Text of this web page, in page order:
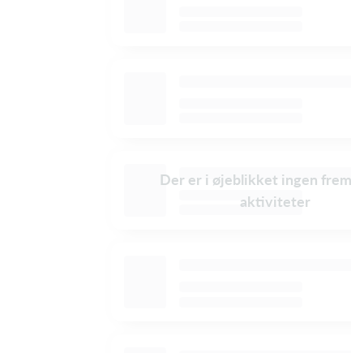
Der er i øjeblikket ingen
aktiviteter